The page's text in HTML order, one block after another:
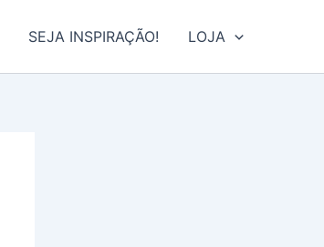
SEJA INSPIRAÇÃO! LOJA